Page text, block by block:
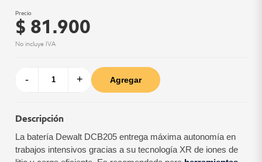
Precio
$ 81.900
No incluye IVA
- + Agregar
Descripción
La batería Dewalt DCB205 entrega máxima autonomía en
trabajos intensivos gracias a su tecnología XR de iones de